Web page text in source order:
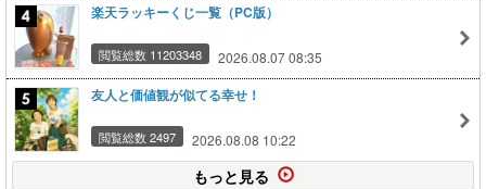
楽天ラッキーくじ一覧（PC版）
閲覧総数 11203348 2026.08.07 08:35
友人と価値観が似てる幸せ！
閲覧総数 2497 2026.08.08 10:22
もっと見る